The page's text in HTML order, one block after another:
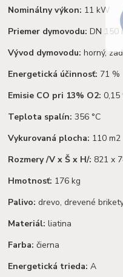
Nominálny výkon: 11 kW
Priemer dymovodu: DN 150
Vývod dymovodu:horný,
Energetická účinnosť: 71 %
Emisie CO pri 13% O2: 0,15
Teplota spalín: 356 °C
Vykurovaná plocha: 110 m2
Rozmery /V x Š x H/: 821 x
Hmotnosť: 176 kg
Palivo: drevo, drevené
Materiál: liatina
Farba:čierna
Energetická trieda: A